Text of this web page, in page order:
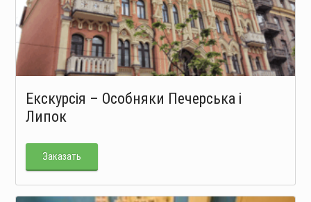
Екскурсія – Особняки Печерська і
Липок
Заказать